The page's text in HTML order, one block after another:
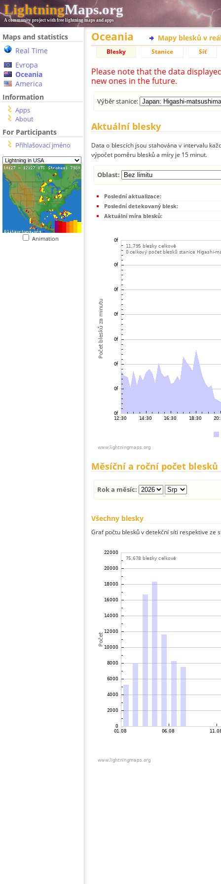
LightningMaps.org
A community project with free lightning maps and apps
Maps and statistics
Real Time
Evropa
Oceania
America
Information
Apps
About
For Participants
Přihlašovací jméno
Animation
Oceania Mapy blesků v
Blesky Stanice Síť
Please note that the data
new ones in the future.
Výběr stanice:
Aktuální blesky
Data o blescích jsou stahována v intervalu
výpočet poměru blesků a míry je 15 minut.
Oblast:
Poslední aktualizace:
Poslední detekovaný blesk:
Aktuální míra blesků:
Měsíční a roční počet blesků
Rok a měsíc:
Všechny blesky
Graf počtu blesků v detekční síti respektive ze